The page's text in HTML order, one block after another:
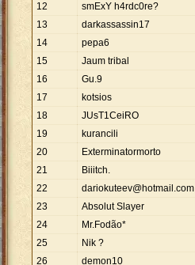
12
smExY h4rdc0re?
13
darkassassin17
14
pepa6
15
Jaum tribal
16
Gu.9
17
kotsios
18
JUsT1CeiRO
19
kurancili
20
Exterminatormorto
21
Biiitch.
22
dariokuteev@hotmail.com
23
Absolut Slayer
24
Mr.Fodão*
25
Nik ?
26
demon10